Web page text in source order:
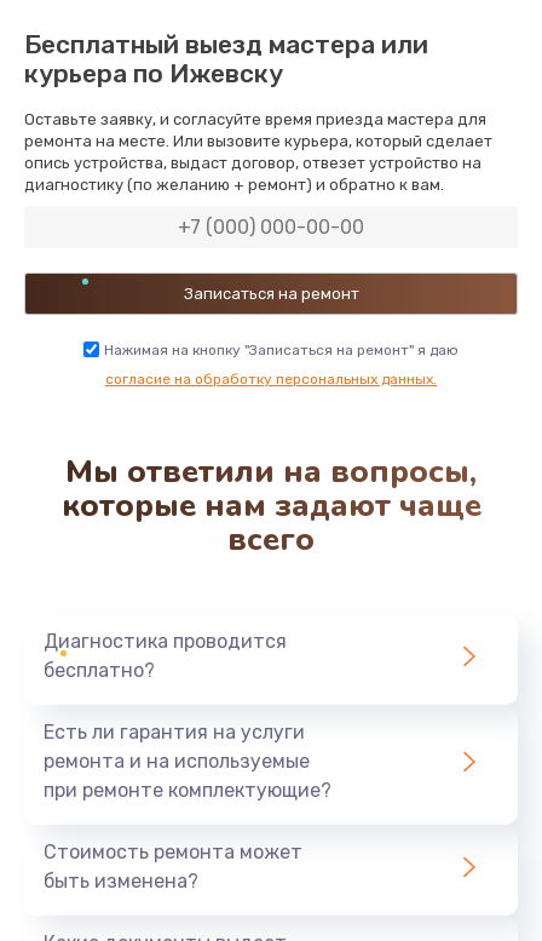
Бесплатный выезд мастера или
курьера по Ижевску
Оставьте заявку, и согласуйте время приезда мастера для
ремонта на месте. Или вызовите курьера, который сделает
опись устройства, выдаст договор, отвезет устройство на
диагностику (по желанию + ремонт) и обратно к вам.
Нажимая на кнопку "Записаться на ремонт" я даю
согласие на обработку персональных данных.
Мы ответили на вопросы,
которые нам задают чаще
всего
Диагностика проводится
бесплатно?
Есть ли гарантия на услуги
ремонта и на используемые
при ремонте комплектующие?
Стоимость ремонта может
быть изменена?